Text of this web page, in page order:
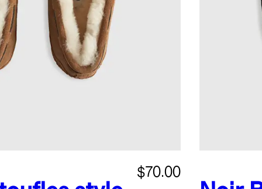
$70.00